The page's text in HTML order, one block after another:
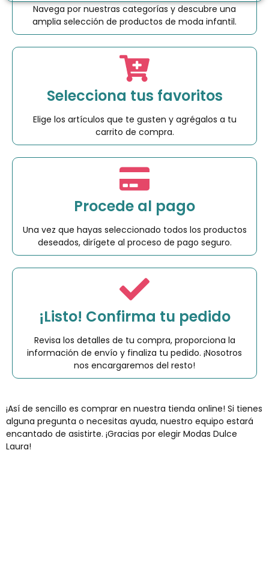
Navega por nuestras categorías y descubre una
amplia selección de productos de moda infantil.
Selecciona tus favoritos
Elige los artículos que te gusten y agrégalos a tu
carrito de compra.
Procede al pago
Una vez que hayas seleccionado todos los productos
deseados, dirígete al proceso de pago seguro.
¡Listo! Confirma tu pedido
Revisa los detalles de tu compra, proporciona la
información de envío y finaliza tu pedido. ¡Nosotros
nos encargaremos del resto!
¡Así de sencillo es comprar en nuestra tienda online! Si tienes
alguna pregunta o necesitas ayuda, nuestro equipo estará
encantado de asistirte. ¡Gracias por elegir Modas Dulce
Laura!